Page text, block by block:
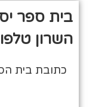
השרון טלפון
כתובת בית